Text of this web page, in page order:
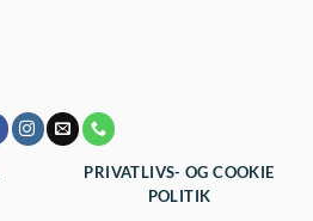
PRIVATLIVS- OG COOKIE
POLITIK